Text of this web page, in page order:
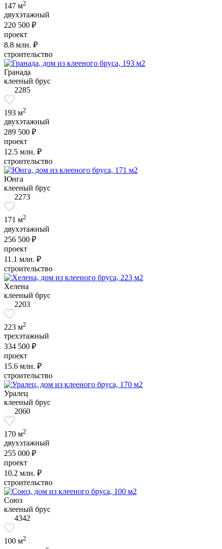
147 м2
двухэтажный
220 500 ₽
проект
8.8 млн. ₽
строительство
Гранада
клееный брус
2285
193 м2
двухэтажный
289 500 ₽
проект
12.5 млн. ₽
строительство
Юнга
клееный брус
2273
171 м2
двухэтажный
256 500 ₽
проект
11.1 млн. ₽
строительство
Хелена
клееный брус
2203
223 м2
трехэтажный
334 500 ₽
проект
15.6 млн. ₽
строительство
Уралец
клееный брус
2060
170 м2
двухэтажный
255 000 ₽
проект
10.2 млн. ₽
строительство
Союз
клееный брус
4342
100 м2